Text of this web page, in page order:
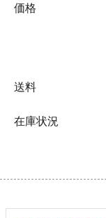
価格
送料
在庫状況